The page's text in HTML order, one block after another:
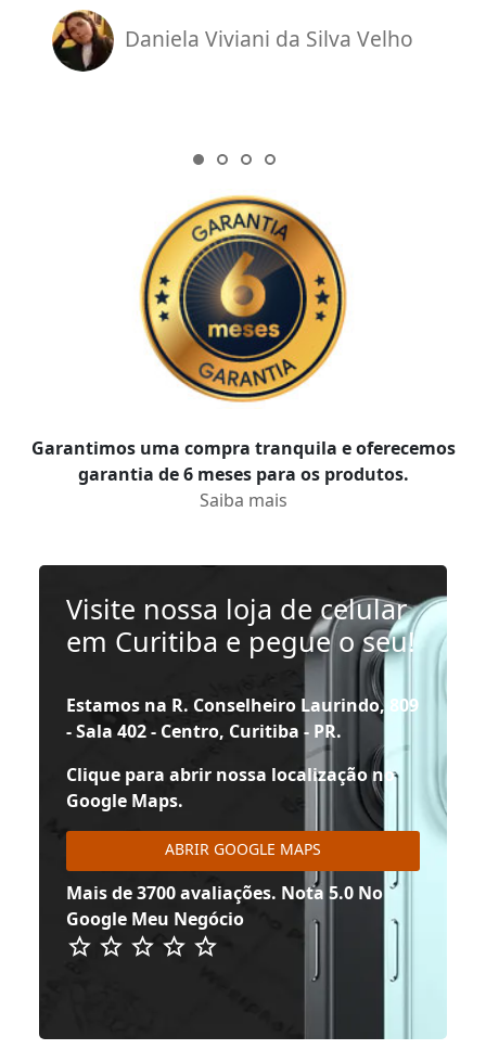
Daniela Viviani da Silva Velho
Garantimos uma compra tranquila e oferecemos
garantia de 6 meses para os produtos.
Saiba mais
Visite nossa loja de celular
em Curitiba e pegue o seu!
Estamos na R. Conselheiro Laurindo, 809
- Sala 402 - Centro, Curitiba - PR.
Clique para abrir nossa localização no
Google Maps.
ABRIR GOOGLE MAPS
Mais de 3700 avaliações. Nota 5.0 No
Google Meu Negócio